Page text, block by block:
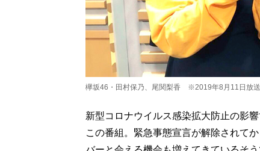
欅坂46・田村保乃、尾関梨香 ※2019年8月11日放
新型コロナウイルス感染拡大防止の影
この番組。緊急事態宣言が解除されて